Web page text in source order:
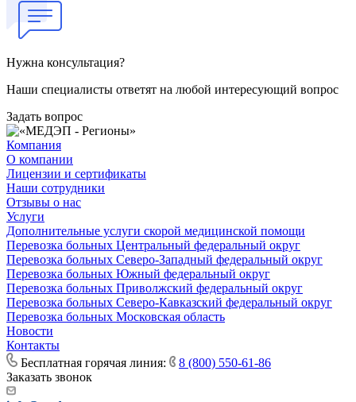
Нужна консультация?
Наши специалисты ответят на любой интересующий вопрос
Задать вопрос
Компания
О компании
Лицензии и сертификаты
Наши сотрудники
Отзывы о нас
Услуги
Дополнительные услуги скорой медицинской помощи
Перевозка больных Центральный федеральный округ
Перевозка больных Северо-Западный федеральный округ
Перевозка больных Южный федеральный округ
Перевозка больных Приволжский федеральный округ
Перевозка больных Северо-Кавказский федеральный округ
Перевозка больных Московская область
Новости
Контакты
Бесплатная горячая линия:
8 (800) 550-61-86
Заказать звонок